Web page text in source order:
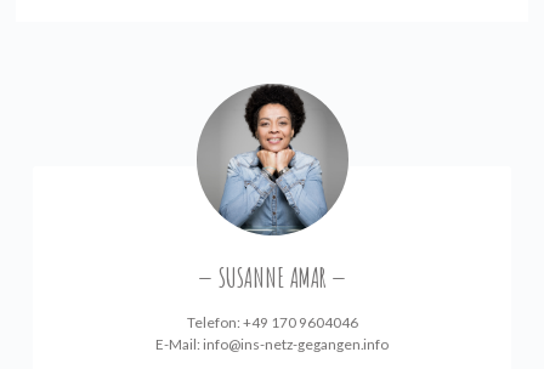
SUSANNE AMAR
Telefon: +49 170 9604046
E-Mail: info@ins-netz-gegangen.info